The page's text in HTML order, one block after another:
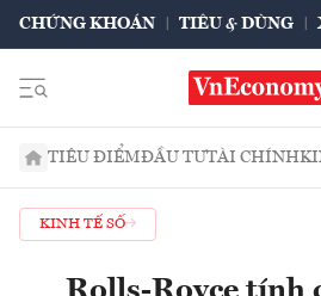
CHỨNG KHOÁN TIÊU & DÙNG
TIÊU ĐIỂMĐẦU TƯTÀI CHÍNH
KINH TẾ SỐ